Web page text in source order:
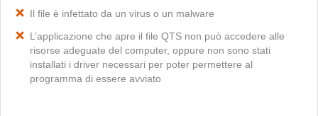
Il file è infettato da un virus o un malware
L’applicazione che apre il file QTS non può accedere alle
risorse adeguate del computer, oppure non sono stati
installati i driver necessari per poter permettere al
programma di essere avviato